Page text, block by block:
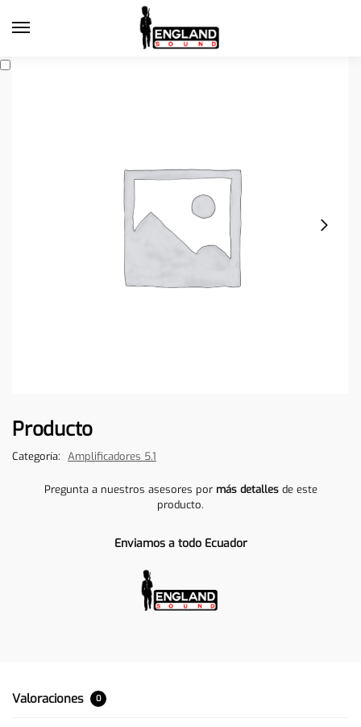
Producto
Categoría: Amplificadores 5.1
Pregunta a nuestros asesores por más detallesde este
producto.
Enviamos a todo Ecuador
Valoraciones 0